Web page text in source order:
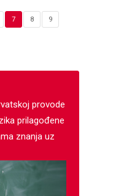
7 8 9
provode
prilagođene
znanja uz